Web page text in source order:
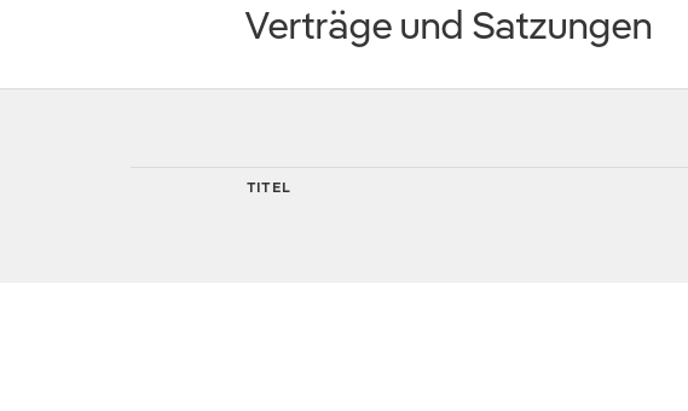
Verträge und Satzungen
TITEL